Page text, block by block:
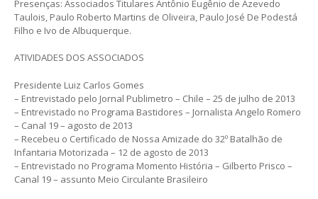
Presenças: Associados Titulares Antônio Eugênio de Azevedo
Taulois, Paulo Roberto Martins de Oliveira, Paulo José De Podestá
Filho e Ivo de Albuquerque.
ATIVIDADES DOS ASSOCIADOS
Presidente Luiz Carlos Gomes
– Entrevistado pelo Jornal Publimetro – Chile – 25 de julho de 2013
– Entrevistado no Programa Bastidores – Jornalista Angelo Romero
– Canal 19 – agosto de 2013
– Recebeu o Certificado de Nossa Amizade do 32º Batalhão de
Infantaria Motorizada – 12 de agosto de 2013
– Entrevistado no Programa Momento História – Gilberto Prisco –
Canal 19 – assunto Meio Circulante Brasileiro